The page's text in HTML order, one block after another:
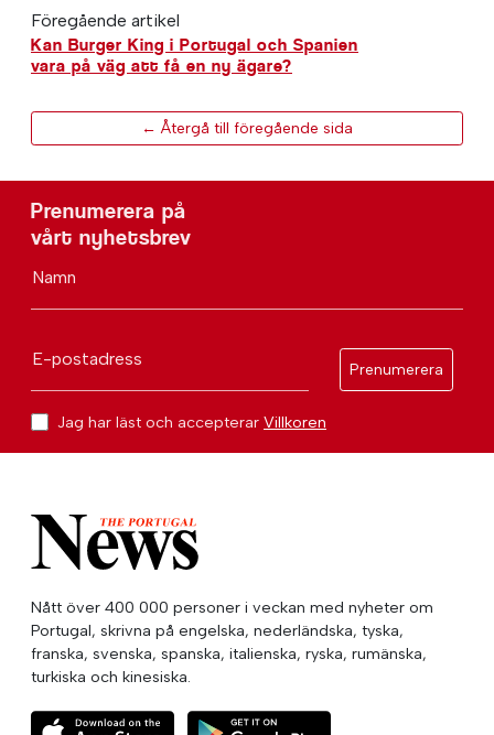
Föregående artikel
Kan Burger King i Portugal och Spanien
vara på väg att få en ny ägare?
← Återgå till föregående sida
Prenumerera på
vårt nyhetsbrev
Namn
E-postadress
Prenumerera
Jag har läst och accepterar Villkoren
Nått över 400 000 personer i veckan med nyheter om
Portugal, skrivna på engelska, nederländska, tyska,
franska, svenska, spanska, italienska, ryska, rumänska,
turkiska och kinesiska.